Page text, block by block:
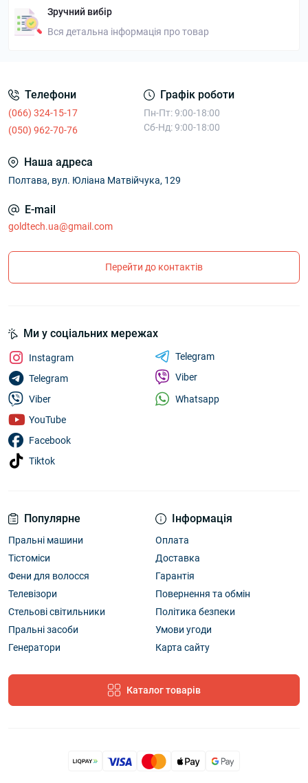
Зручний вибір
Вся детальна інформація про товар
Телефони
(066) 324-15-17
(050) 962-70-76
Графік роботи
Пн-Пт: 9:00-18:00
Сб-Нд: 9:00-18:00
Наша адреса
Полтава, вул. Юліана Матвійчука, 129
E-mail
goldtech.ua@gmail.com
Перейти до контактів
Популярне
Пральні машини
Тістоміси
Фени для волосся
Телевізори
Стельові світильники
Пральні засоби
Генератори
Інформація
Оплата
Доставка
Гарантія
Повернення та обмін
Політика безпеки
Умови угоди
Карта сайту
Каталог товарів
Ми у соціальних мережах
Instagram
Telegram
Viber
YouTube
Facebook
Tiktok
Telegram
Viber
Whatsapp